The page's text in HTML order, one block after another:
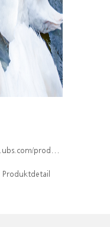
index/isin/DE000WA8C5J8
Produktdetail